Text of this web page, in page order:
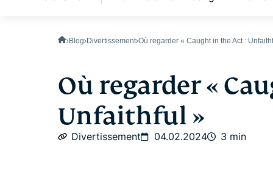
Blog Divertissement Où regarder « Caught in the Act :
Où regarder «
Unfaithful »
Divertissement 04.02.2024 3 min